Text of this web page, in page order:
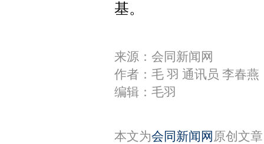
基。
来源：会同新闻网
作者：毛 羽 通讯员 李春燕
编辑：毛羽
本文为会同新闻网 原创文